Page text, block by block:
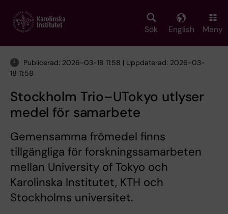
main
Sök English Meny
Publicerad: 2026-03-18 11:58 | Uppdaterad: 2026-03-
18 11:58
Stockholm Trio–UTokyo utlyser
medel för samarbete
Gemensamma frömedel finns
tillgängliga för forskningssamarbeten
mellan University of Tokyo och
Karolinska Institutet, KTH och
Stockholms universitet.